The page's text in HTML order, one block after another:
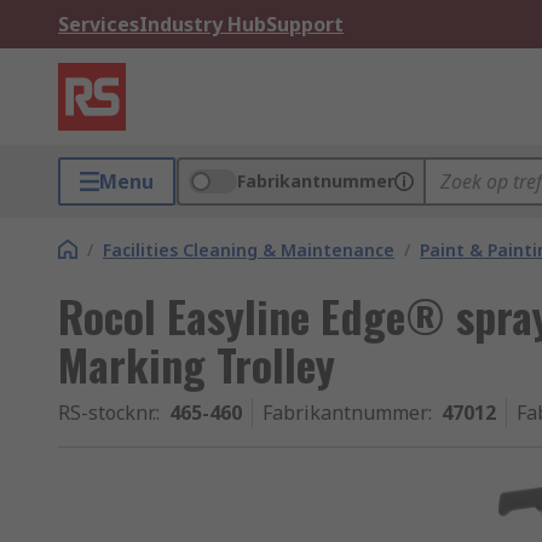
ServicesIndustry HubSupport
Menu Fabrikantnummer
/ Facilities Cleaning & Maintenance / Paint &
Rocol Easyline Edge®
Marking Trolley
RS-stocknr.: 465-460 Fabrikantnummer: 47012